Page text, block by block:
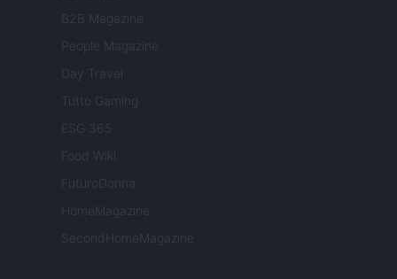
B2B Magazine
People Magazine
Day Travel
Tutto Gaming
ESG 365
Food Wiki
FuturoDonna
HomeMagazine
SecondHomeMagazine